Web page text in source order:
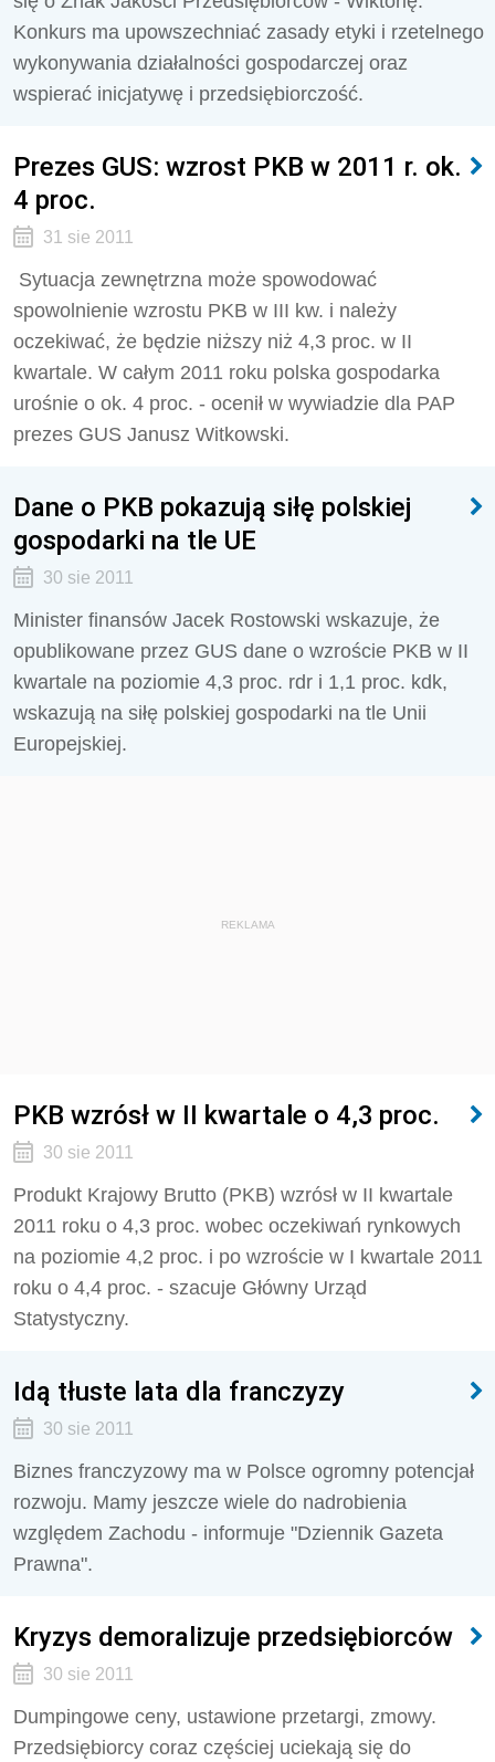
Konkurs ma upowszechniać zasady etyki i rzetelnego
wykonywania działalności gospodarczej oraz
wspierać inicjatywę i przedsiębiorczość.
Prezes GUS: wzrost PKB w 2011 r. ok.
4 proc.
31 sie 2011
Sytuacja zewnętrzna może spowodować
spowolnienie wzrostu PKB w III kw. i należy
oczekiwać, że będzie niższy niż 4,3 proc. w II
kwartale. W całym 2011 roku polska gospodarka
urośnie o ok. 4 proc. - ocenił w wywiadzie dla PAP
prezes GUS Janusz Witkowski.
Dane o PKB pokazują siłę polskiej
gospodarki na tle UE
30 sie 2011
Minister finansów Jacek Rostowski wskazuje, że
opublikowane przez GUS dane o wzroście PKB w II
kwartale na poziomie 4,3 proc. rdr i 1,1 proc. kdk,
wskazują na siłę polskiej gospodarki na tle Unii
Europejskiej.
REKLAMA
PKB wzrósł w II kwartale o 4,3 proc.
30 sie 2011
Produkt Krajowy Brutto (PKB) wzrósł w II kwartale
2011 roku o 4,3 proc. wobec oczekiwań rynkowych
na poziomie 4,2 proc. i po wzroście w I kwartale 2011
roku o 4,4 proc. - szacuje Główny Urząd
Statystyczny.
Idą tłuste lata dla franczyzy
30 sie 2011
Biznes franczyzowy ma w Polsce ogromny potencjał
rozwoju. Mamy jeszcze wiele do nadrobienia
względem Zachodu - informuje "Dziennik Gazeta
Prawna".
Kryzys demoralizuje przedsiębiorców
30 sie 2011
Dumpingowe ceny, ustawione przetargi, zmowy.
Przedsiębiorcy coraz częściej uciekają się do